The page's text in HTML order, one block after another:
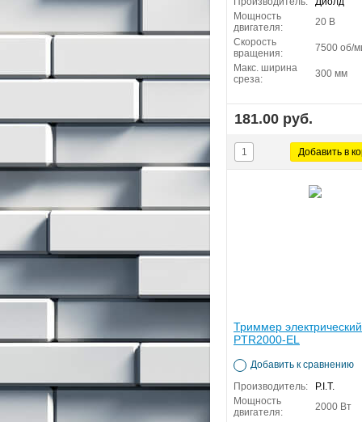
Мощность
двигателя:
20 В
Скорость
вращения:
7500 об/
Макс. ширина
среза:
300 мм
181.00 руб.
Триммер
PTR2000-EL
Добавить к сравнению
Производитель:
P.I.T.
Мощность
двигателя:
2000 Вт